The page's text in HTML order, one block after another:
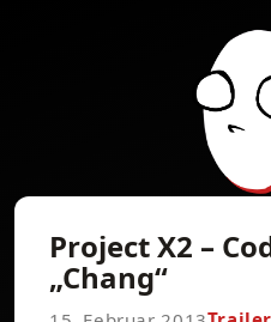
Project X2 –
„Chang“